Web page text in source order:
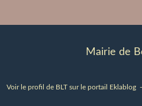
Mairie de
Voir le profil de BLT sur le portail Eklablog